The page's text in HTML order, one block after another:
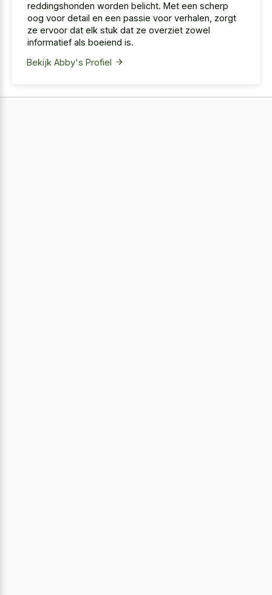
reddingshonden worden belicht. Met een scherp
oog voor detail en een passie voor verhalen, zorgt
ze ervoor dat elk stuk dat ze overziet zowel
informatief als boeiend is.
Bekijk Abby's Profiel